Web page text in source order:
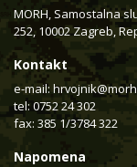
MORH, Samostalna
252, 10002 Zagreb,
Kontakt
e-mail:
tel: 0752 24 302
fax: 385 1/3784 322
Napomena